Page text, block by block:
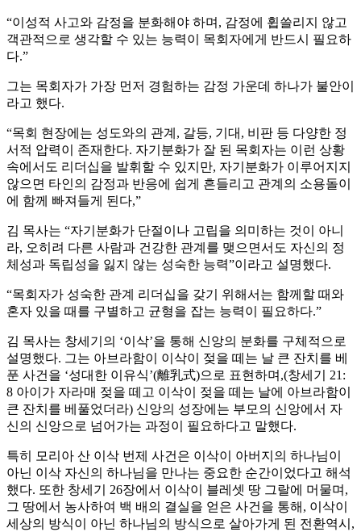
“이성적 사고와 감정을 분화해야 하며, 감정에 휩쓸리지 않고
객관적으로 생각할 수 있는 능력이 목회자에게 반드시 필요하
다.”
그는 목회자가 가장 먼저 경험하는 감정 가운데 하나가 불안이
라고 했다.
“목회 현장에는 성도와의 관계, 갈등, 기대, 비판 등 다양한 정
서적 압력이 존재한다. 자기분화가 잘 된 목회자는 이런 상황
속에서도 리더십을 발휘할 수 있지만, 자기분화가 이루어지지
않으면 타인의 감정과 반응에 쉽게 흔들리고 관계의 소용돌이
에 함께 빠져들게 된다,”
김 목사는 “자기분화가 단절이나 고립을 의미하는 것이 아니
라, 오히려 다른 사람과 건강한 관계를 맺으면서도 자신의 정
체성과 독립성을 잃지 않는 성숙한 능력”이라고 설명했다.
“목회자가 성숙한 관계 리더십을 갖기 위해서는 함께할 때와
혼자 있을 때를 구별하고 균형을 잡는 능력이 필요하다.”
김 목사는 창세기의 ‘이삭’을 통해 신앙의 분화를 구체적으로
설명했다. 그는 아브라함이 이삭이 젖을 떼는 날 큰 잔치를 베
푼 사건을 ‘성대한 이유식’(離乳式)으로 표현하며,(창세기 21:
8 아이가 자라매 젖을 떼고 이삭이 젖을 떼는 날에 아브라함이
큰 잔치를 베풀었더라) 신앙의 성장에는 부모의 신앙에서 자
신의 신앙으로 넘어가는 과정이 필요하다고 말했다.
특히 모리아 산 이삭 번제 사건은 이삭이 아버지의 하나님이
아닌 이삭 자신의 하나님을 만나는 중요한 순간이었다고 해석
했다. 또한 창세기 26장에서 이삭이 블레셋 땅 그랄에 머물며,
그 땅에서 농사하여 백 배의 결실을 얻은 사건을 통해, 이삭이
세상의 방식이 아닌 하나님의 방식으로 살아가게 된 전환역시,